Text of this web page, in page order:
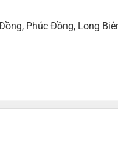
Phúc Đồng, Long